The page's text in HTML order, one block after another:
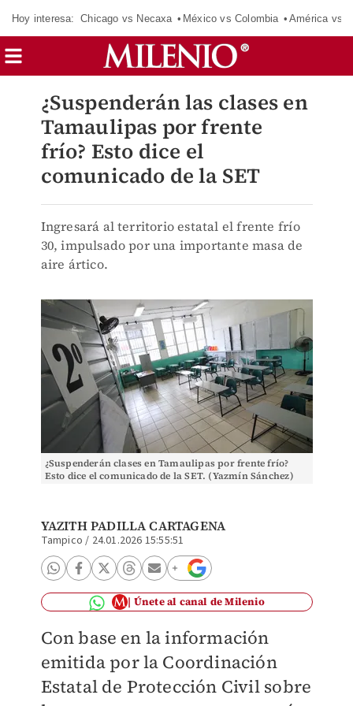
Hoy interesa: Chicago vs Necaxa México vs Colombia América vs
¿Suspenderán las clases en
Tamaulipas por frente
frío? Esto dice el
comunicado de la SET
Ingresará al territorio estatal el frente frío
30, impulsado por una importante masa de
aire ártico.
¿Suspenderán clases en Tamaulipas por frente frío?
Esto dice el comunicado de la SET. (Yazmín Sánchez)
YAZITH PADILLA CARTAGENA
Tampico / 24.01.2026 15:55:51
Únete al canal de Milenio
Con base en la información
emitida por la Coordinación
Estatal de Protección Civil sobre